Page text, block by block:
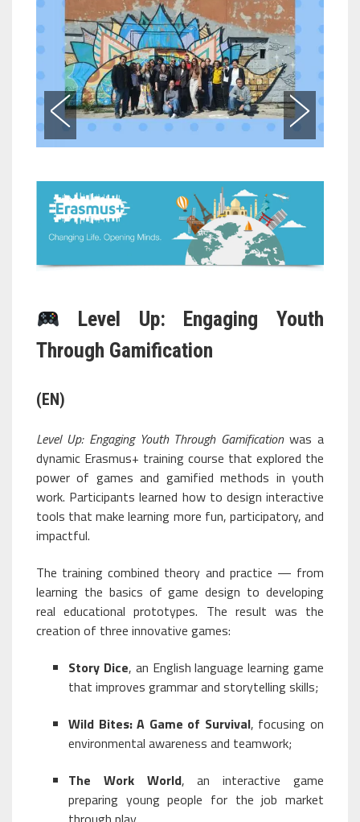
Level Up: Engaging Youth
Through Gamification
(EN)
Level Up: Engaging Youth Through Gamificationwas a
dynamic Erasmus+ training course that explored the
power of games and gamified methods in youth
work. Participants learned how to design interactive
tools that make learning more fun, participatory, and
impactful.
The training combined theory and practice — from
learning the basics of game design to developing
real educational prototypes. The result was the
creation of three innovative games:
Story Dice, an English language learning game
that improves grammar and storytelling skills;
Wild Bites: A Game of Survival, focusing on
environmental awareness and teamwork;
The Work World, an interactive game
preparing young people for the job market